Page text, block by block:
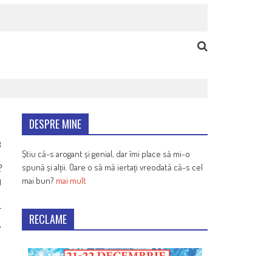
DESPRE MINE
Știu că-s arogant și genial, dar îmi place să mi-o
spună și alții. Oare o să mă iertați vreodată că-s cel
mai bun? mai mult
RECLAME